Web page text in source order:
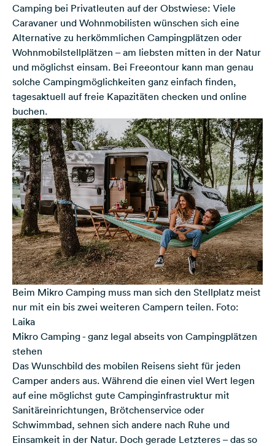
Camping bei Privatleuten auf der Obstwiese: Viele
Caravaner und Wohnmobilisten wünschen sich eine
Alternative zu herkömmlichen Campingplätzen oder
Wohnmobilstellplätzen – am liebsten mitten in der Natur
und möglichst einsam. Bei Freeontour kann man genau
solche Campingmöglichkeiten ganz einfach finden,
tagesaktuell auf freie Kapazitäten checken und online
buchen.
Beim Mikro Camping muss man sich den Stellplatz meist
nur mit ein bis zwei weiteren Campern teilen. Foto:
Laika
Mikro Camping - ganz legal abseits von Campingplätzen
stehen
Das Wunschbild des mobilen Reisens sieht für jeden
Camper anders aus. Während die einen viel Wert legen
auf eine möglichst gute Campinginfrastruktur mit
Sanitäreinrichtungen, Brötchenservice oder
Schwimmbad, sehnen sich andere nach Ruhe und
Einsamkeit in der Natur. Doch gerade Letzteres – das so